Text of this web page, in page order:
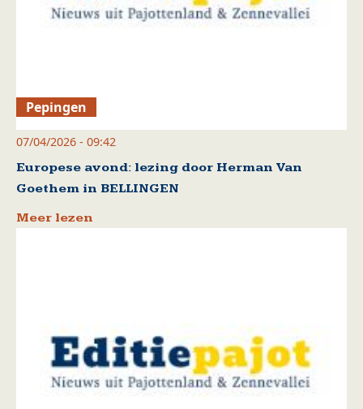
Pepingen
07/04/2026 - 09:42
Europese avond: lezing door Herman Van
Goethem in BELLINGEN
Meer lezen